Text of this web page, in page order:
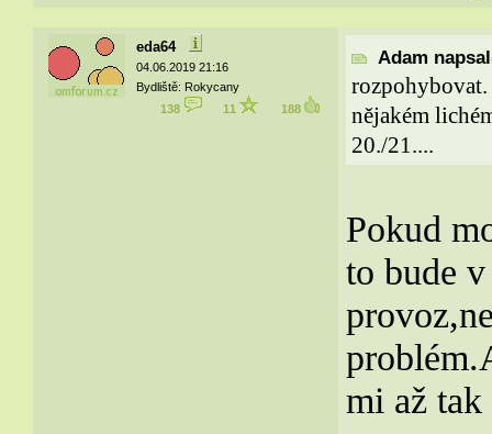
eda64
04.06.2019 21:16
Bydliště: Rokycany
138
11 188
Adam
rozpohybovat.
nějakém
20./21....
Pokud
to bude
mi až